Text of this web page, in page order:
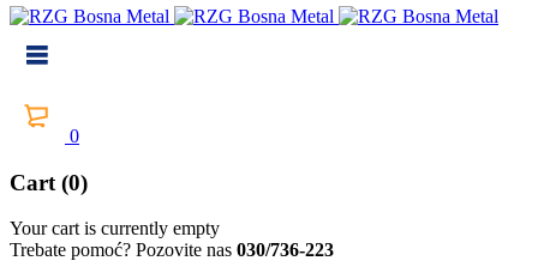
0
Cart (0)
Your cart is currently empty
Trebate pomoć? Pozovite nas 030/736-223